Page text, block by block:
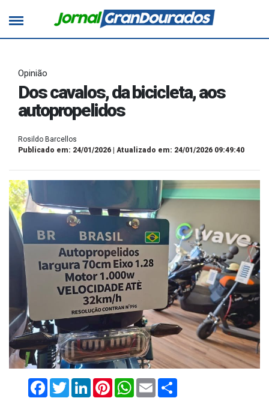
Opinião
Dos cavalos, da bicicleta, aos
autopropelidos
Rosildo Barcellos
Publicado em: 24/01/2026 | Atualizado em: 24/01/2026 09:49:40
FacebookTwitterLinkedInPinterestWhatsApp
Email